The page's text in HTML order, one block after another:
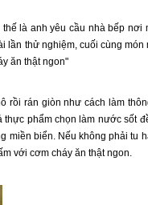
là anh yêu cầu nhà bếp nơi
thử nghiệm, cuối cùng món
ăn thật ngon"
rồi rán giòn như cách làm
phẩm chọn làm nước sốt
miền biển. Nếu không phải tu
với cơm cháy ăn thật ngon.